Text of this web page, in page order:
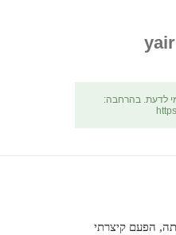
יאיר דיקמן yair
לדעת. בהרחבה:
הפעם קיצרתי